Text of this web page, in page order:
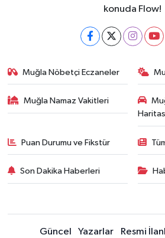
konuda Flow!
Muğla Nöbetçi Eczaneler
Muğla Namaz Vakitleri
Puan Durumu ve Fikstür
Son Dakika Haberleri
Güncel Yazarlar Resmi